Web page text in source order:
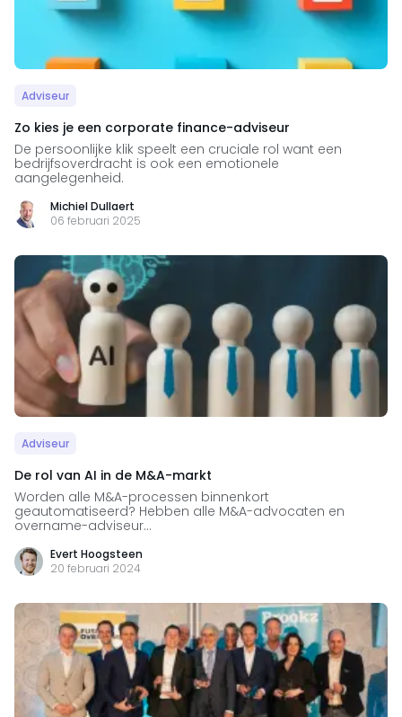
Adviseur
Zo kies je een corporate finance-adviseur
De persoonlijke klik speelt een cruciale rol want een
bedrijfsoverdracht is ook een emotionele
aangelegenheid.
Michiel Dullaert
06 februari 2025
Adviseur
De rol van AI in de M&A-markt
Worden alle M&A-processen binnenkort
geautomatiseerd? Hebben alle M&A-advocaten en
overname-adviseur...
Evert Hoogsteen
20 februari 2024